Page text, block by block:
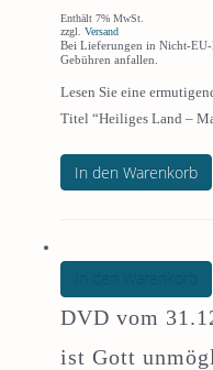
Enthält 7% MwSt.
zzgl. Versand
Bei Lieferungen in Nicht-
Gebühren anfallen.
Lesen Sie eine
Titel “Heiliges Land –
In den Warenkorb
DVD vom
ist Gott